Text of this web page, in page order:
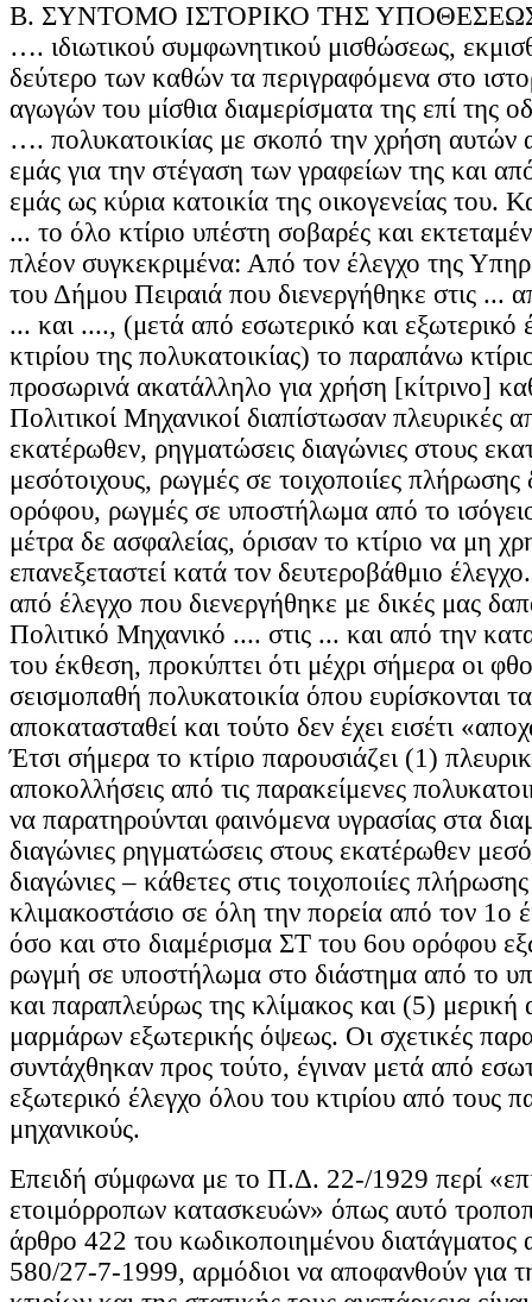
Β. ΣΥΝΤΟΜΟ ΙΣΤΟΡΙΚΟ ΤΗΣ ΥΠΟΘΕΣΕΩΣ.
…. ιδιωτικού συμφωνητικού μισθώσεως,
δεύτερο των καθών τα περιγραφόμενα στο
αγωγών του μίσθια διαμερίσματα της επί
…. πολυκατοικίας με σκοπό την χρήση αυτών
εμάς για την στέγαση των γραφείων της και
εμάς ως κύρια κατοικία της οικογενείας του.
... το όλο κτίριο υπέστη σοβαρές και
πλέον συγκεκριμένα: Από τον έλεγχο της
του Δήμου Πειραιά που διενεργήθηκε στις ...
... και ...., (μετά από εσωτερικό και εξωτερικό
κτιρίου της πολυκατοικίας) το παραπάνω
προσωρινά ακατάλληλο για χρήση [κίτρινο]
Πολιτικοί Μηχανικοί διαπίστωσαν πλευρικές
εκατέρωθεν, ρηγματώσεις διαγώνιες στους
μεσότοιχους, ρωγμές σε τοιχοποιίες πλήρωσης
ορόφου, ρωγμές σε υποστήλωμα από το
μέτρα δε ασφαλείας, όρισαν το κτίριο να μη
επανεξεταστεί κατά τον δευτεροβάθμιο
από έλεγχο που διενεργήθηκε με δικές μας
Πολιτικό Μηχανικό .... στις ... και από την
του έκθεση, προκύπτει ότι μέχρι σήμερα οι
σεισμοπαθή πολυκατοικία όπου ευρίσκονται
αποκατασταθεί και τούτο δεν έχει εισέτι
Έτσι σήμερα το κτίριο παρουσιάζει (1)
αποκολλήσεις από τις παρακείμενες
να παρατηρούνται φαινόμενα υγρασίας στα
διαγώνιες ρηγματώσεις στους εκατέρωθεν
διαγώνιες – κάθετες στις τοιχοποιίες
κλιμακοστάσιο σε όλη την πορεία από τον 1ο
όσο και στο διαμέρισμα ΣΤ του 6ου ορόφου
ρωγμή σε υποστήλωμα στο διάστημα από το
και παραπλεύρως της κλίμακος και (5)
μαρμάρων εξωτερικής όψεως. Οι σχετικές
συντάχθηκαν προς τούτο, έγιναν μετά από
εξωτερικό έλεγχο όλου του κτιρίου από τους
μηχανικούς.
Επειδή σύμφωνα με το Π.Δ. 22-/1929 περί
ετοιμόρροπων κατασκευών» όπως αυτό
άρθρο 422 του κωδικοποιημένου
580/27-7-1999, αρμόδιοι να αποφανθούν για